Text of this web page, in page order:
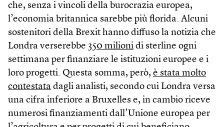
che, senza i vincoli della burocrazia europea,
l’economia britannica sarebbe più florida. Alcuni
sostenitori della Brexit hanno diffuso la notizia che
Londra verserebbe 350 milioni di sterline ogni
settimana per finanziare le istituzioni europee e i
loro progetti. Questa somma, però, è stata molto
contestata dagli analisti, secondo cui Londra versa
una cifra inferiore a Bruxelles e, in cambio riceve
numerosi finanziamenti dall’Unione europea per